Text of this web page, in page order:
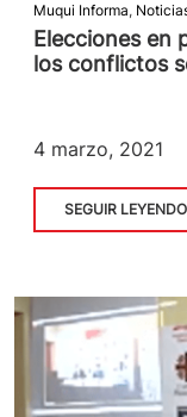
Muqui Informa,
Elecciones en
4 marzo, 2021
SEGUIR LEYENDO